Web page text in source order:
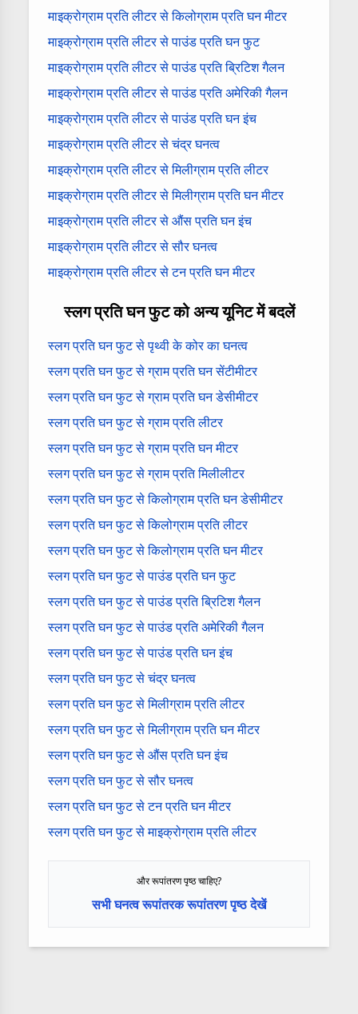
माइक्रोग्राम प्रति लीटर से किलोग्राम प्रति घन मीटर
माइक्रोग्राम प्रति लीटर से पाउंड प्रति घन फुट
माइक्रोग्राम प्रति लीटर से पाउंड प्रति ब्रिटिश गैलन
माइक्रोग्राम प्रति लीटर से पाउंड प्रति अमेरिकी गैलन
माइक्रोग्राम प्रति लीटर से पाउंड प्रति घन इंच
माइक्रोग्राम प्रति लीटर से चंद्र घनत्व
माइक्रोग्राम प्रति लीटर से मिलीग्राम प्रति लीटर
माइक्रोग्राम प्रति लीटर से मिलीग्राम प्रति घन मीटर
माइक्रोग्राम प्रति लीटर से औंस प्रति घन इंच
माइक्रोग्राम प्रति लीटर से सौर घनत्व
माइक्रोग्राम प्रति लीटर से टन प्रति घन मीटर
स्लग प्रति घन फुट को अन्य यूनिट में बदलें
स्लग प्रति घन फुट से पृथ्वी के कोर का घनत्व
स्लग प्रति घन फुट से ग्राम प्रति घन सेंटीमीटर
स्लग प्रति घन फुट से ग्राम प्रति घन डेसीमीटर
स्लग प्रति घन फुट से ग्राम प्रति लीटर
स्लग प्रति घन फुट से ग्राम प्रति घन मीटर
स्लग प्रति घन फुट से ग्राम प्रति मिलीलीटर
स्लग प्रति घन फुट से किलोग्राम प्रति घन डेसीमीटर
स्लग प्रति घन फुट से किलोग्राम प्रति लीटर
स्लग प्रति घन फुट से किलोग्राम प्रति घन मीटर
स्लग प्रति घन फुट से पाउंड प्रति घन फुट
स्लग प्रति घन फुट से पाउंड प्रति ब्रिटिश गैलन
स्लग प्रति घन फुट से पाउंड प्रति अमेरिकी गैलन
स्लग प्रति घन फुट से पाउंड प्रति घन इंच
स्लग प्रति घन फुट से चंद्र घनत्व
स्लग प्रति घन फुट से मिलीग्राम प्रति लीटर
स्लग प्रति घन फुट से मिलीग्राम प्रति घन मीटर
स्लग प्रति घन फुट से औंस प्रति घन इंच
स्लग प्रति घन फुट से सौर घनत्व
स्लग प्रति घन फुट से टन प्रति घन मीटर
स्लग प्रति घन फुट से माइक्रोग्राम प्रति लीटर
और रूपांतरण पृष्ठ चाहिए?
सभी घनत्व रूपांतरक रूपांतरण पृष्ठ देखें